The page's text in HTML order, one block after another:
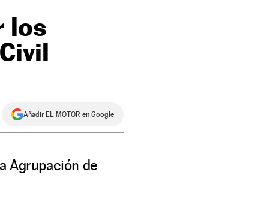
los
Añadir EL MOTOR en Google
Agrupación de